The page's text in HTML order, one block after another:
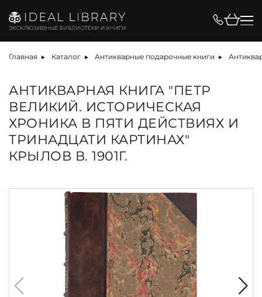
Главная Каталог Антикварные подарочные книги
АНТИКВАРНАЯ КНИГА "ПЕТР
ВЕЛИКИЙ. ИСТОРИЧЕСКАЯ
ХРОНИКА В ПЯТИ ДЕЙСТВИЯХ И
ТРИНАДЦАТИ КАРТИНАХ"
КРЫЛОВ В. 1901Г.